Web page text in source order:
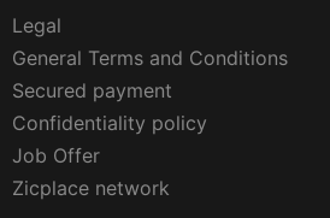
Legal
General Terms and Conditions
Secured payment
Confidentiality policy
Job Offer
Zicplace network